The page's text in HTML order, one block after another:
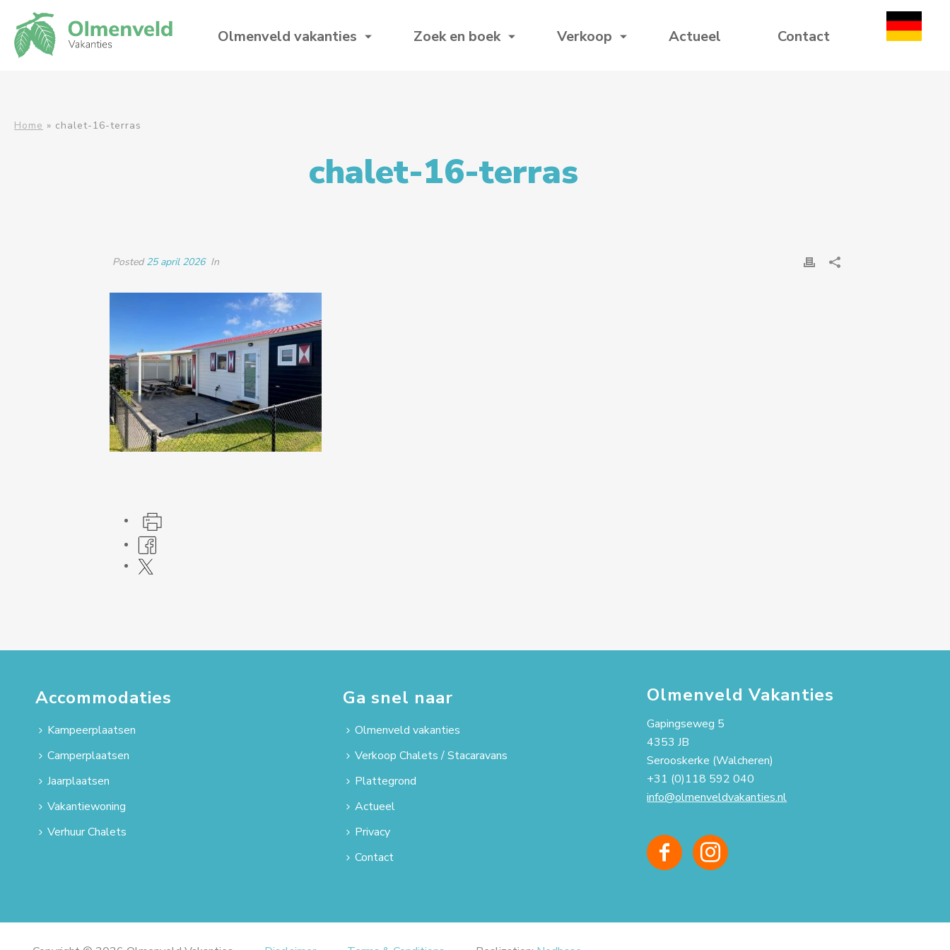
Olmenveld vakanties Zoek en boek Verkoop Actueel Contact
Home » chalet-16-terras
chalet-16-terras
Posted25 april 2026 In
Accommodaties
Kampeerplaatsen
Camperplaatsen
Jaarplaatsen
Vakantiewoning
Verhuur Chalets
Ga snel naar
Olmenveld vakanties
Verkoop Chalets / Stacaravans
Plattegrond
Actueel
Privacy
Contact
Olmenveld Vakanties
Gapingseweg 5
4353 JB
Serooskerke (Walcheren)
+31 (0)118 592 040
info@olmenveldvakanties.nl